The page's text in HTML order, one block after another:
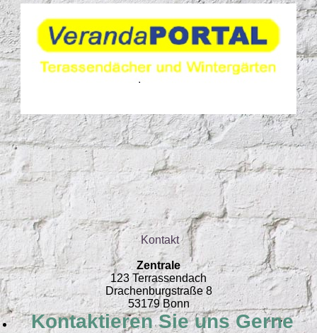
Kontakt
Zentrale
123 Terrassendach
Drachenburgstraße 8
53179 Bonn
Kontaktieren Sie uns Gerne